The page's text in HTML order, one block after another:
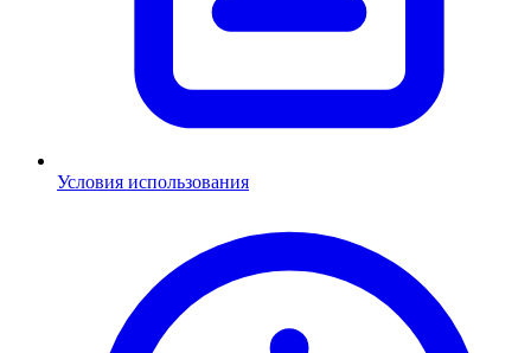
Условия использования